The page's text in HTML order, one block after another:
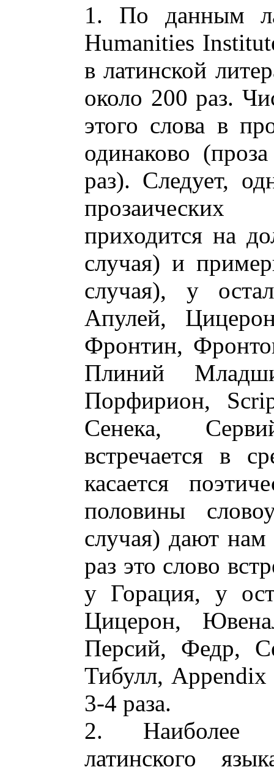
1. По данным
Humanities
в латинской
около 200 раз.
этого слова в
одинаково
раз). Следует,
приходится на
случая) и
случая), у
Апулей,
Фронтин,
Плиний
Порфирион,
Сенека,
встречается в
касается
половины
случая) дают
раз это слово
у Горация, у
Цицерон,
Персий, Федр,
Тибулл,
3-4 раза.
2. Наиболее
латинского